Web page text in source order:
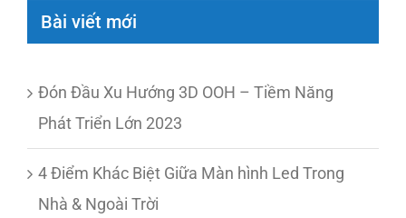
Bài viết mới
Đón Đầu Xu Hướng 3D OOH – Tiềm Năng
Phát Triển Lớn 2023
4 Điểm Khác Biệt Giữa Màn hình Led Trong
Nhà & Ngoài Trời